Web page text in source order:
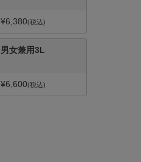
¥6,380 税込
男女兼用3L
¥6,600 税込